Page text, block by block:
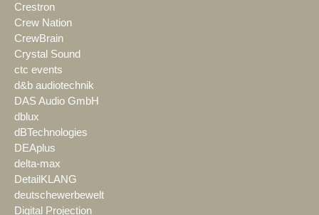
Crestron
Crew Nation
CrewBrain
Crystal Sound
ctc events
d&b audiotechnik
DAS Audio GmbH
dblux
dBTechnologies
DEAplus
delta-max
DetailKLANG
deutschewerbewelt
Digital Projection